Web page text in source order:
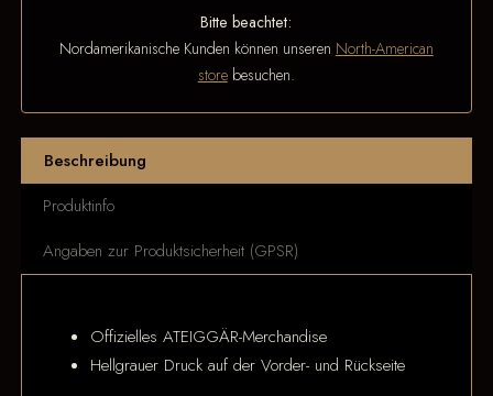
Bitte beachtet:
Nordamerikanische Kunden können unseren North-American
storebesuchen.
Beschreibung
Produktinfo
Angaben zur Produktsicherheit (GPSR)
Offizielles ATEIGGÄR-Merchandise
Hellgrauer Druck auf der Vorder- und Rückseite